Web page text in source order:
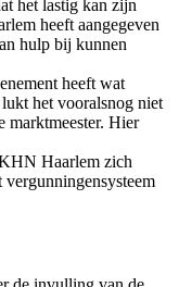
het lastig kan zijn
heeft aangegeven
hulp bij kunnen
heeft wat
het vooralsnog niet
marktmeester. Hier
Haarlem zich
vergunningensysteem